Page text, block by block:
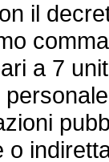
il
a 7